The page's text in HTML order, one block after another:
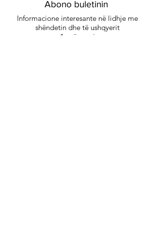
Abono buletinin
Informacione interesante në lidhje me
shëndetin dhe të ushqyerit
1x në muaj